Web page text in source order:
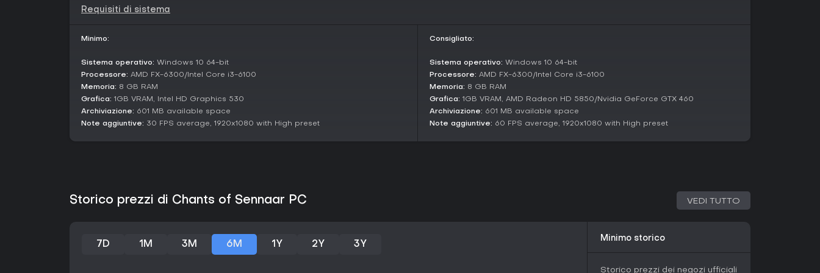
sulla storia della torre e le cause dell'isolamento. L'ambientazione mescola
senso di avanzamento e scoperta.
Vale la pena giocarci?
Chi ama le avventure puzzle riflessive incentrate su linguistica ed esplorazione
troverà in Chants of Sennaar un'esperienza unica. Su piattaforme come Steam
ha ricevuto recensioni schiacciantemente positive, con il 98% di 11.710 valutazioni
action, è l'ideale per appassionati di puzzle in cerca di originalità e stimoli
intellettuali. Potrebbe non convincere chi cerca combattimenti frenetici o feature
Requisiti di sistema
Minimo:
Sistema operativo: Windows 10 64-bit
Processore: AMD FX-6300/Intel Core i3-6100
Memoria: 8 GB RAM
Grafica: 1GB VRAM, Intel HD Graphics 530
Archiviazione: 601 MB available space
Note aggiuntive: 30 FPS average, 1920x1080 with High preset
Consigliato:
Sistema operativo: Windows 10 64-bit
Processore: AMD FX-6300/Intel Core i3-6100
Memoria: 8 GB RAM
Grafica: 1GB VRAM, AMD Radeon HD 5850/Nvidia GeForce GTX 460
Archiviazione: 601 MB available space
Note aggiuntive: 60 FPS average, 1920x1080 with High preset
Storico prezzi di Chants of Sennaar PC VEDI TUTTO
7D 1M 3M 6M 1Y 2Y 3Y
Minimo storico
Storico prezzi dei negozi ufficiali